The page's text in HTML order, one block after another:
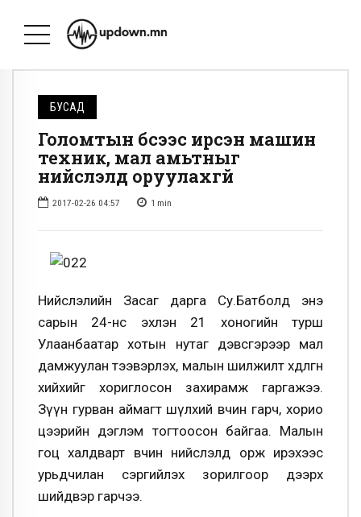
БУСАД
Голомтын бүсээс ирсэн машин
техник, мал амьтныг
нийслэлд оруулахгүй
2017-02-26 04:57 1 min
Нийслэлийн Засаг дарга Су.Батболд энэ
сарын 24-нөөс эхлэн 21 хоногийн турш
Улаанбаатар хотын нутаг дэвсгэрээр мал
дамжуулан тээвэрлэх, малын шилжилт хөдөлгөөн
хийхийг хориглосон захирамж гаргажээ.
Зүүн гурван аймагт шүлхий өвчин гарч, хорио
цээрийн дэглэм тогтоосон байгаа. Малын
гоц халдварт өвчин нийслэлд орж ирэхээс
урьдчилан сэргийлэх зорилгоор дээрх
шийдвэр гарчээ.